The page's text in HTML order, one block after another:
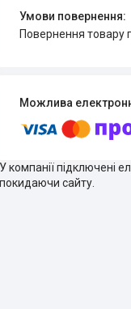
повернення товару
У компанії підключені
покидаючи сайту.